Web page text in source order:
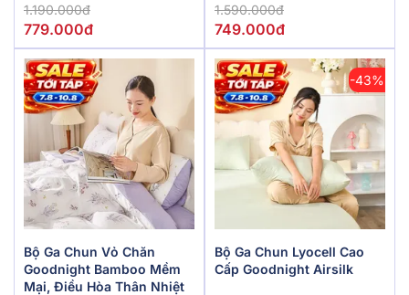
1.190.000đ
779.000đ
1.590.000đ
749.000đ
Bộ Ga Chun Vỏ Chăn
Goodnight Bamboo Mềm
Mại, Điều Hòa Thân Nhiệt
-43%
Bộ Ga Chun Lyocell Cao
Cấp Goodnight Airsilk